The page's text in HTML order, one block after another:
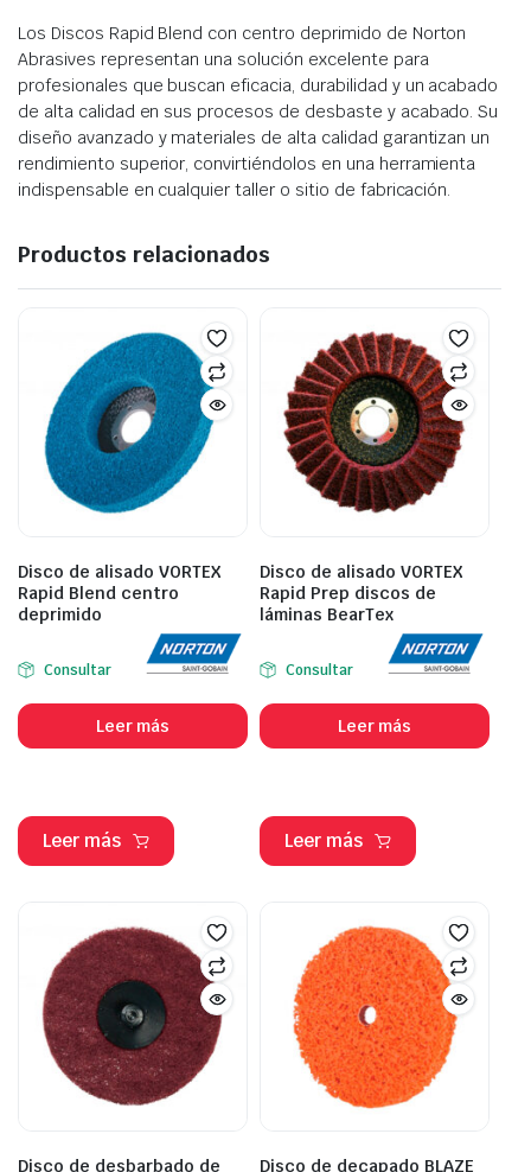
Los Discos Rapid Blend con centro deprimido de Norton
Abrasives representan una solución excelente para
profesionales que buscan eficacia, durabilidad y un acabado
de alta calidad en sus procesos de desbaste y acabado. Su
diseño avanzado y materiales de alta calidad garantizan un
rendimiento superior, convirtiéndolos en una herramienta
indispensable en cualquier taller o sitio de fabricación.
Productos relacionados
Disco de alisado VORTEX
Rapid Blend centro
deprimido
Consultar
Leer más
Leer más
Disco de alisado VORTEX
Rapid Prep discos de
láminas BearTex
Consultar
Leer más
Leer más
Disco de desbarbado de
Disco de decapado BLAZE